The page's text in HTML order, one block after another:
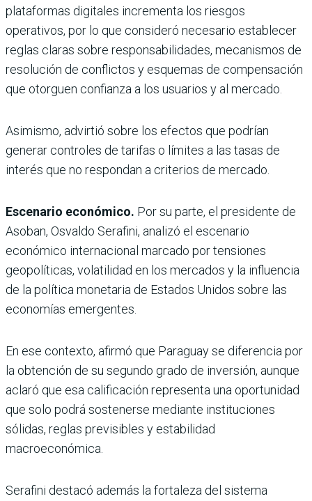
plataformas digitales incrementa los riesgos
operativos, por lo que consideró necesario establecer
reglas claras sobre responsabilidades, mecanismos de
resolución de conflictos y esquemas de compensación
que otorguen confianza a los usuarios y al mercado.
Asimismo, advirtió sobre los efectos que podrían
generar controles de tarifas o límites a las tasas de
interés que no respondan a criterios de mercado.
Escenario económico. Por su parte, el presidente de
Asoban, Osvaldo Serafini, analizó el escenario
económico internacional marcado por tensiones
geopolíticas, volatilidad en los mercados y la influencia
de la política monetaria de Estados Unidos sobre las
economías emergentes.
En ese contexto, afirmó que Paraguay se diferencia por
la obtención de su segundo grado de inversión, aunque
aclaró que esa calificación representa una oportunidad
que solo podrá sostenerse mediante instituciones
sólidas, reglas previsibles y estabilidad
macroeconómica.
Serafini destacó además la fortaleza del sistema